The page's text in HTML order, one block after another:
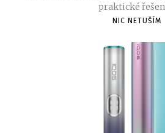
praktické
NIC NETUŠÍM